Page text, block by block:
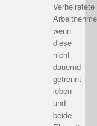
Verheiratete
wenn
diese
nicht
dauernd
getrennt
leben
und
beide